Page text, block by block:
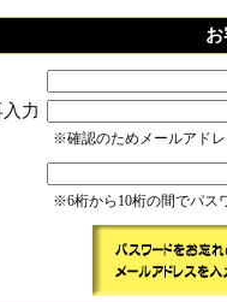
力
※確認のためメールアド
※6桁から10桁の間でパス